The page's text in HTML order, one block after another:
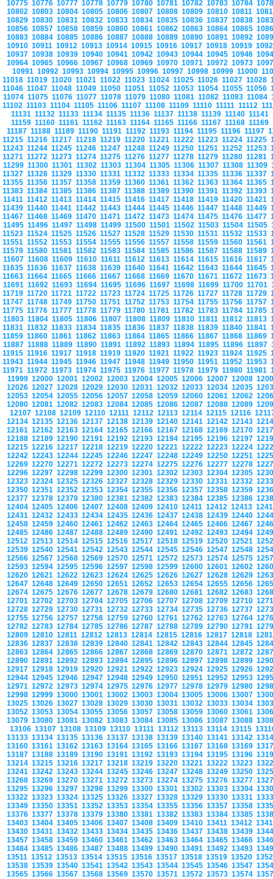
10775 10776 10777 10778 10779 10780 10781 10782 10783 10784
10802 10803 10804 10805 10806 10807 10808 10809 10810 10811
10829 10830 10831 10832 10833 10834 10835 10836 10837 10838
10856 10857 10858 10859 10860 10861 10862 10863 10864 10865
10883 10884 10885 10886 10887 10888 10889 10890 10891 10892
10910 10911 10912 10913 10914 10915 10916 10917 10918 10919
10937 10938 10939 10940 10941 10942 10943 10944 10945 10946
10964 10965 10966 10967 10968 10969 10970 10971 10972 10973
10991 10992 10993 10994 10995 10996 10997 10998 10999 11000
11018 11019 11020 11021 11022 11023 11024 11025 11026 11027 11028
11046 11047 11048 11049 11050 11051 11052 11053 11054 11055 11056
11074 11075 11076 11077 11078 11079 11080 11081 11082 11083 11084
11102 11103 11104 11105 11106 11107 11108 11109 11110 11111 11112
11131 11132 11133 11134 11135 11136 11137 11138 11139 11140 11141
11159 11160 11161 11162 11163 11164 11165 11166 11167 11168 11169
11187 11188 11189 11190 11191 11192 11193 11194 11195 11196 11197
11215 11216 11217 11218 11219 11220 11221 11222 11223 11224 11225
11243 11244 11245 11246 11247 11248 11249 11250 11251 11252 11253
11271 11272 11273 11274 11275 11276 11277 11278 11279 11280 11281
11299 11300 11301 11302 11303 11304 11305 11306 11307 11308 11309
11327 11328 11329 11330 11331 11332 11333 11334 11335 11336 11337
11355 11356 11357 11358 11359 11360 11361 11362 11363 11364 11365
11383 11384 11385 11386 11387 11388 11389 11390 11391 11392 11393
11411 11412 11413 11414 11415 11416 11417 11418 11419 11420 11421
11439 11440 11441 11442 11443 11444 11445 11446 11447 11448 11449
11467 11468 11469 11470 11471 11472 11473 11474 11475 11476 11477
11495 11496 11497 11498 11499 11500 11501 11502 11503 11504 11505
11523 11524 11525 11526 11527 11528 11529 11530 11531 11532 11533
11551 11552 11553 11554 11555 11556 11557 11558 11559 11560 11561
11579 11580 11581 11582 11583 11584 11585 11586 11587 11588 11589
11607 11608 11609 11610 11611 11612 11613 11614 11615 11616 11617
11635 11636 11637 11638 11639 11640 11641 11642 11643 11644 11645
11663 11664 11665 11666 11667 11668 11669 11670 11671 11672 11673
11691 11692 11693 11694 11695 11696 11697 11698 11699 11700 11701
11719 11720 11721 11722 11723 11724 11725 11726 11727 11728 11729
11747 11748 11749 11750 11751 11752 11753 11754 11755 11756 11757
11775 11776 11777 11778 11779 11780 11781 11782 11783 11784 11785
11803 11804 11805 11806 11807 11808 11809 11810 11811 11812 11813
11831 11832 11833 11834 11835 11836 11837 11838 11839 11840 11841
11859 11860 11861 11862 11863 11864 11865 11866 11867 11868 11869
11887 11888 11889 11890 11891 11892 11893 11894 11895 11896 11897
11915 11916 11917 11918 11919 11920 11921 11922 11923 11924 11925
11943 11944 11945 11946 11947 11948 11949 11950 11951 11952 11953
11971 11972 11973 11974 11975 11976 11977 11978 11979 11980 11981
11999 12000 12001 12002 12003 12004 12005 12006 12007 12008
12026 12027 12028 12029 12030 12031 12032 12033 12034 12035
12053 12054 12055 12056 12057 12058 12059 12060 12061 12062
12080 12081 12082 12083 12084 12085 12086 12087 12088 12089
12107 12108 12109 12110 12111 12112 12113 12114 12115 12116
12134 12135 12136 12137 12138 12139 12140 12141 12142 12143
12161 12162 12163 12164 12165 12166 12167 12168 12169 12170
12188 12189 12190 12191 12192 12193 12194 12195 12196 12197
12215 12216 12217 12218 12219 12220 12221 12222 12223 12224
12242 12243 12244 12245 12246 12247 12248 12249 12250 12251
12269 12270 12271 12272 12273 12274 12275 12276 12277 12278
12296 12297 12298 12299 12300 12301 12302 12303 12304 12305
12323 12324 12325 12326 12327 12328 12329 12330 12331 12332
12350 12351 12352 12353 12354 12355 12356 12357 12358 12359
12377 12378 12379 12380 12381 12382 12383 12384 12385 12386
12404 12405 12406 12407 12408 12409 12410 12411 12412 12413
12431 12432 12433 12434 12435 12436 12437 12438 12439 12440
12458 12459 12460 12461 12462 12463 12464 12465 12466 12467
12485 12486 12487 12488 12489 12490 12491 12492 12493 12494
12512 12513 12514 12515 12516 12517 12518 12519 12520 12521
12539 12540 12541 12542 12543 12544 12545 12546 12547 12548
12566 12567 12568 12569 12570 12571 12572 12573 12574 12575
12593 12594 12595 12596 12597 12598 12599 12600 12601 12602
12620 12621 12622 12623 12624 12625 12626 12627 12628 12629
12647 12648 12649 12650 12651 12652 12653 12654 12655 12656
12674 12675 12676 12677 12678 12679 12680 12681 12682 12683
12701 12702 12703 12704 12705 12706 12707 12708 12709 12710
12728 12729 12730 12731 12732 12733 12734 12735 12736 12737
12755 12756 12757 12758 12759 12760 12761 12762 12763 12764
12782 12783 12784 12785 12786 12787 12788 12789 12790 12791
12809 12810 12811 12812 12813 12814 12815 12816 12817 12818
12836 12837 12838 12839 12840 12841 12842 12843 12844 12845
12863 12864 12865 12866 12867 12868 12869 12870 12871 12872
12890 12891 12892 12893 12894 12895 12896 12897 12898 12899
12917 12918 12919 12920 12921 12922 12923 12924 12925 12926
12944 12945 12946 12947 12948 12949 12950 12951 12952 12953
12971 12972 12973 12974 12975 12976 12977 12978 12979 12980
12998 12999 13000 13001 13002 13003 13004 13005 13006 13007
13025 13026 13027 13028 13029 13030 13031 13032 13033 13034
13052 13053 13054 13055 13056 13057 13058 13059 13060 13061
13079 13080 13081 13082 13083 13084 13085 13086 13087 13088
13106 13107 13108 13109 13110 13111 13112 13113 13114 13115
13133 13134 13135 13136 13137 13138 13139 13140 13141 13142
13160 13161 13162 13163 13164 13165 13166 13167 13168 13169
13187 13188 13189 13190 13191 13192 13193 13194 13195 13196
13214 13215 13216 13217 13218 13219 13220 13221 13222 13223
13241 13242 13243 13244 13245 13246 13247 13248 13249 13250
13268 13269 13270 13271 13272 13273 13274 13275 13276 13277
13295 13296 13297 13298 13299 13300 13301 13302 13303 13304
13322 13323 13324 13325 13326 13327 13328 13329 13330 13331
13349 13350 13351 13352 13353 13354 13355 13356 13357 13358
13376 13377 13378 13379 13380 13381 13382 13383 13384 13385
13403 13404 13405 13406 13407 13408 13409 13410 13411 13412
13430 13431 13432 13433 13434 13435 13436 13437 13438 13439
13457 13458 13459 13460 13461 13462 13463 13464 13465 13466
13484 13485 13486 13487 13488 13489 13490 13491 13492 13493
13511 13512 13513 13514 13515 13516 13517 13518 13519 13520
13538 13539 13540 13541 13542 13543 13544 13545 13546 13547
13565 13566 13567 13568 13569 13570 13571 13572 13573 13574